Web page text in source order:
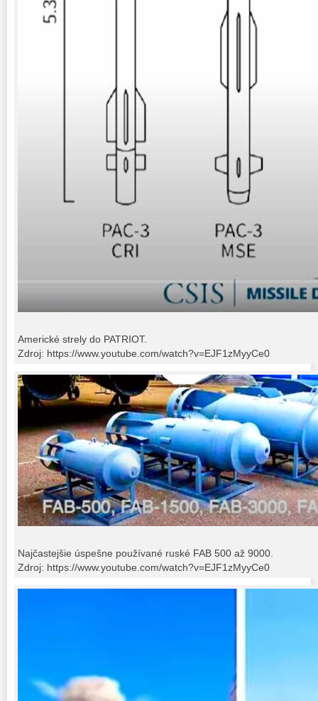
Americké strely do PATRIOT.
Zdroj: https://www.youtube.com/watch?v=EJF1zMyyCe0
Najčastejšie úspešne používané ruské FAB 500 až 9000.
Zdroj: https://www.youtube.com/watch?v=EJF1zMyyCe0